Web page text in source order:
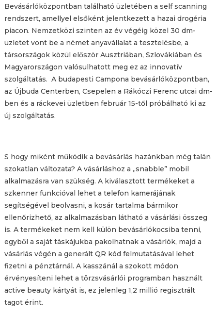
Bevásárlóközpontban található üzletében a self scanning
rendszert, amellyel elsőként jelentkezett a hazai drogéria
piacon. Nemzetközi szinten az év végéig közel 30 dm-
üzletet vont be a német anyavállalat a tesztelésbe, a
társországok közül először Ausztriában, Szlovákiában és
Magyarországon valósulhatott meg ez az innovatív
szolgáltatás. A budapesti Campona bevásárlóközpontban,
az Újbuda Centerben, Csepelen a Rákóczi Ferenc utcai dm-
ben és a ráckevei üzletben február 15-től próbálható ki az
új szolgáltatás.
S hogy miként működik a bevásárlás hazánkban még talán
szokatlan változata? A vásárláshoz a „snabble” mobil
alkalmazásra van szükség. A kiválasztott termékeket a
szkenner funkcióval lehet a telefon kamerájának
segítségével beolvasni, a kosár tartalma bármikor
ellenőrizhető, az alkalmazásban látható a vásárlási összeg
is. A termékeket nem kell külön bevásárlókocsiba tenni,
egyből a saját táskájukba pakolhatnak a vásárlók, majd a
vásárlás végén a generált QR kód felmutatásával lehet
fizetni a pénztárnál. A kasszánál a szokott módon
érvényesíteni lehet a törzsvásárlói programban használt
active beauty kártyát is, ez jelenleg 1,2 millió regisztrált
tagot érint.